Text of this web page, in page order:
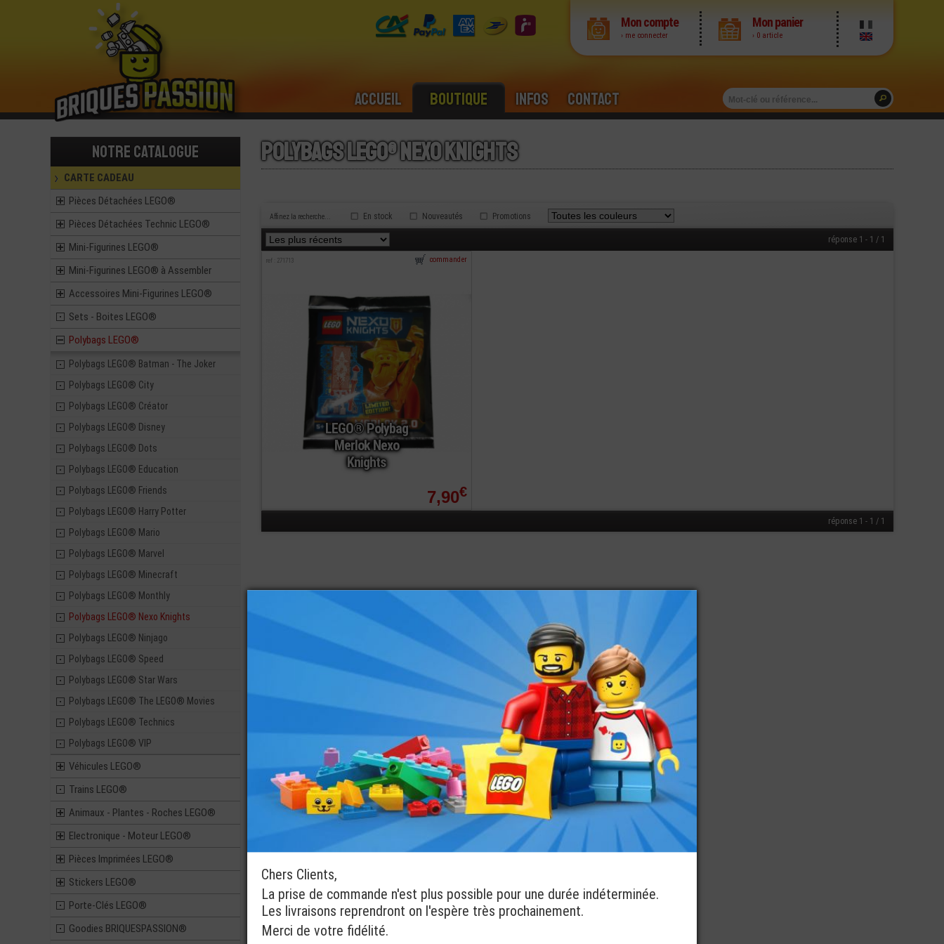
Mon compte
› me connecter
Mon panier
› 0 article
Accueil Boutique Infos Contact
Notre catalogue
CARTE CADEAU
Pièces Détachées LEGO®
Pièces Détachées Technic LEGO®
Mini-Figurines LEGO®
Mini-Figurines LEGO® à Assembler
Accessoires Mini-Figurines LEGO®
Sets - Boites LEGO®
Polybags LEGO®
Polybags LEGO® Batman - The Joker
Polybags LEGO® City
Polybags LEGO® Créator
Polybags LEGO® Disney
Polybags LEGO® Dots
Polybags LEGO® Education
Polybags LEGO® Friends
Polybags LEGO® Harry Potter
Polybags LEGO® Mario
Polybags LEGO® Marvel
Polybags LEGO® Minecraft
Polybags LEGO® Monthly
Polybags LEGO® Nexo Knights
Polybags LEGO® Ninjago
Polybags LEGO® Speed
Polybags LEGO® Star Wars
Polybags LEGO® The LEGO® Movies
Polybags LEGO® Technics
Polybags LEGO® VIP
Véhicules LEGO®
Trains LEGO®
Animaux - Plantes - Roches LEGO®
Electronique - Moteur LEGO®
Pièces Imprimées LEGO®
Stickers LEGO®
Porte-Clés LEGO®
Goodies BRIQUESPASSION®
Polybags lego® nexo knights
Affinez la recherche... En stock Nouveautés Promotions
réponse 1 - 1 / 1
LEGO® Polybag
Merlok Nexo
Knights
ref : 271713
7,90€
commander
réponse 1 - 1 / 1
Chers Clients,
La prise de commande n'est plus possible pour une durée indéterminée.
Les livraisons reprendront on l'espère très prochainement.
Merci de votre fidélité.